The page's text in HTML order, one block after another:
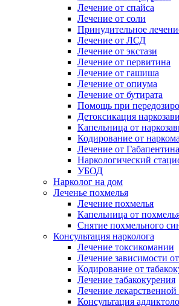
Лечение от спайса
Лечение от соли
Принудительное
Лечение от ЛСД
Лечение от экстази
Лечение от первитина
Лечение от гашиша
Лечение от опиума
Лечение от бутирата
Помощь при
Детоксикация
Капельница от
Кодирование от
Лечение от Габапентина
Наркологический
УБОД
Нарколог на дом
Леченье похмелья
Лечение похмелья
Капельница от
Снятие похмельного
Консультация нарколога
Лечение токсикомании
Лечение зависимости
Кодирование от
Лечение табакокурения
Лечение лекарственной
Консультация